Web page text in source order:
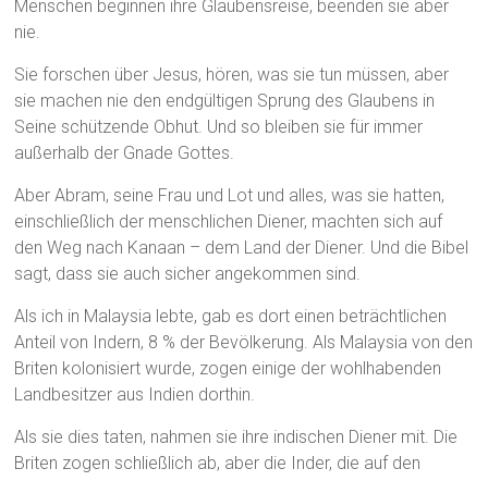
Menschen beginnen ihre Glaubensreise, beenden sie aber
nie.
Sie forschen über Jesus, hören, was sie tun müssen, aber
sie machen nie den endgültigen Sprung des Glaubens in
Seine schützende Obhut. Und so bleiben sie für immer
außerhalb der Gnade Gottes.
Aber Abram, seine Frau und Lot und alles, was sie hatten,
einschließlich der menschlichen Diener, machten sich auf
den Weg nach Kanaan – dem Land der Diener. Und die Bibel
sagt, dass sie auch sicher angekommen sind.
Als ich in Malaysia lebte, gab es dort einen beträchtlichen
Anteil von Indern, 8 % der Bevölkerung. Als Malaysia von den
Briten kolonisiert wurde, zogen einige der wohlhabenden
Landbesitzer aus Indien dorthin.
Als sie dies taten, nahmen sie ihre indischen Diener mit. Die
Briten zogen schließlich ab, aber die Inder, die auf den